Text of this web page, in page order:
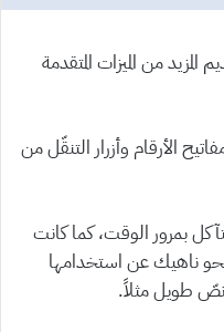
من الميزات المتقدمة
الأرقام وأزرار التنقّل من
بمرور الوقت، كما كانت
ناهيك عن استخدامها
نصّ طويل مثلاً.